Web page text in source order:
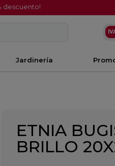
descuento!
Jardinería
ETNIA
BRILLO